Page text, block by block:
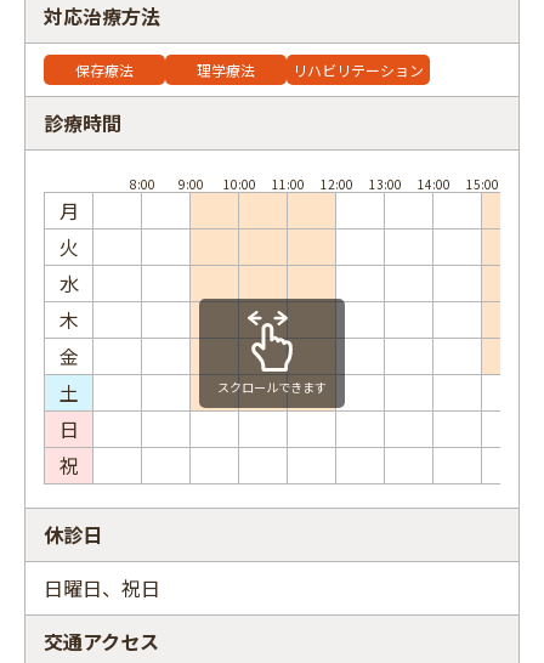
対応治療方法
保存療法 理学療法 リハビリテーション
診療時間
月
火
水
木
金
土
日
祝
スクロールできます
休診日
日曜日、祝日
交通アクセス